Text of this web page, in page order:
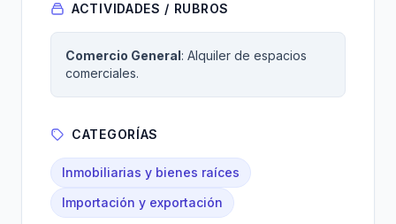
ACTIVIDADES / RUBROS
Comercio General: Alquiler de espacios
comerciales.
CATEGORÍAS
Inmobiliarias y bienes raíces
Importación y exportación